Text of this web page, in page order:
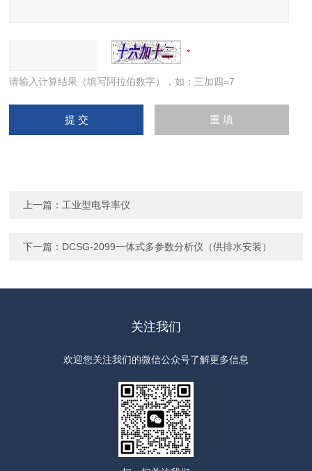
请输入计算结果（填写阿拉伯数字），如：三加四=7
上一篇： 工业型电导率仪
下一篇： DCSG-2099一体式多参数分析仪（供排水安装）
关注我们
欢迎您关注我们的微信公众号了解更多信息